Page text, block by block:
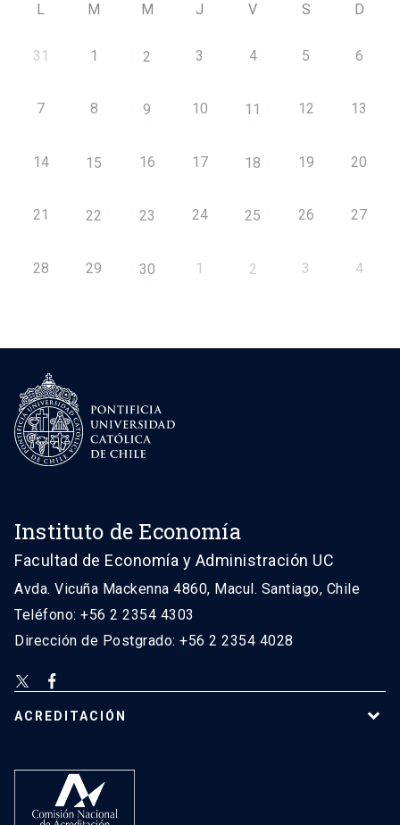
L M M J V S D
31 1 2 3 4 5 6
7 8 9 10 11 12 13
14 15 16 17 18 19 20
21 22 23 24 25 26 27
28 29 30 1 2 3 4
Instituto de Economía
Facultad de Economía y Administración UC
Avda. Vicuña Mackenna 4860, Macul. Santiago, Chile
Teléfono: +56 2 2354 4303
Dirección de Postgrado: +56 2 2354 4028
ACREDITACIÓN